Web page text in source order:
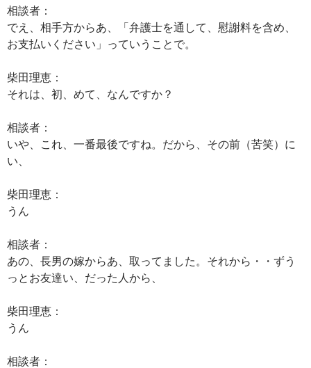
相談者：
でえ、相手方からあ、「弁護士を通して、慰謝料を含め、
お支払いください」っていうことで。
柴田理恵：
それは、初、めて、なんですか？
相談者：
いや、これ、一番最後ですね。だから、その前（苦笑）に
い、
柴田理恵：
うん
相談者：
あの、長男の嫁からあ、取ってました。それから・・ずう
っとお友達い、だった人から、
柴田理恵：
うん
相談者：